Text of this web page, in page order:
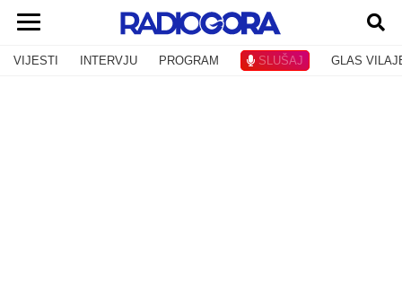
VIJESTI INTERVJU PROGRAM SLUŠAJ GLAS